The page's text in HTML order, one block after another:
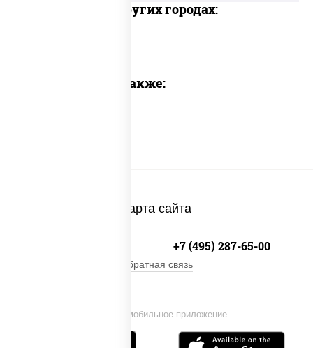
Доставка в других городах:
Предлагаем также:
Карта сайта
Установи мобильное приложение
+7 (495) 287-65-00
Обратная связь